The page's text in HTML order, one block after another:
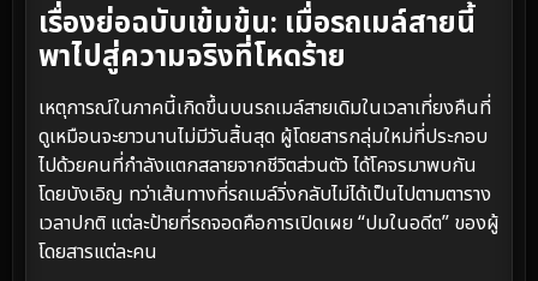
เรื่องย่อฉบับเข้มข้น: เมื่อรถเมล์สายนี้
พาไปสู่ความจริงที่โหดร้าย
เหตุการณ์ในภาคนี้เกิดขึ้นบนรถเมล์สายเดิมในเวลาเที่ยงคืนที่
ดูเหมือนจะยาวนานไม่มีวันสิ้นสุด ผู้โดยสารกลุ่มใหม่ที่ประกอบ
ไปด้วยคนที่กำลังแตกสลายจากชีวิตส่วนตัว ได้โคจรมาพบกัน
โดยบังเอิญ ทว่าเส้นทางที่รถเมล์วิ่งกลับไม่ได้เป็นไปตามตาราง
เวลาปกติ แต่ละป้ายที่รถจอดคือการเปิดเผย “ปมในอดีต” ของผู้
โดยสารแต่ละคน